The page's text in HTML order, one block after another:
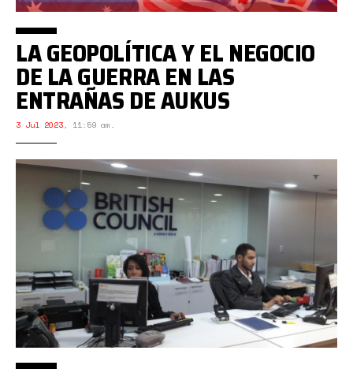
LA GEOPOLÍTICA Y EL NEGOCIO
DE LA GUERRA EN LAS
ENTRAÑAS DE AUKUS
3 Jul 2023, 11:59 am.